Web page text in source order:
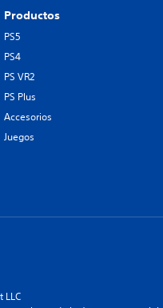
Productos
PS5
PS4
PS VR2
PS Plus
Accesorios
Juegos
LLC